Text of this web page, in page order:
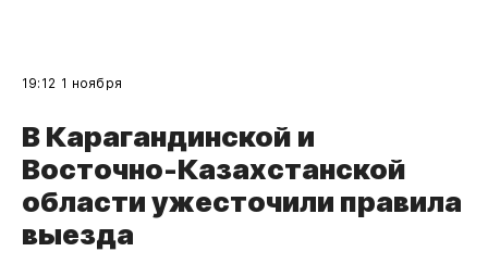
19:12 1 ноября
В Карагандинской и
Восточно-Казахстанской
области ужесточили правила
выезда